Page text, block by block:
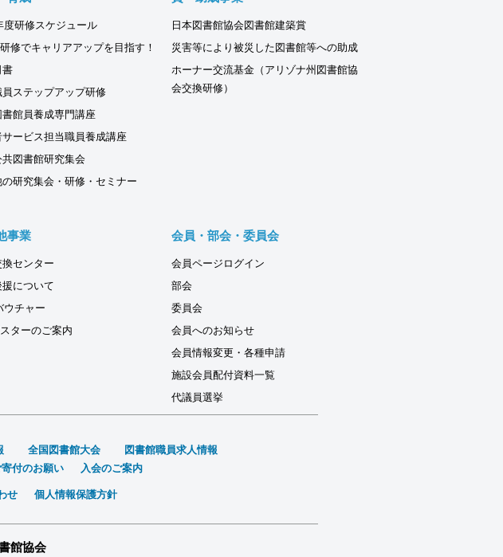
度研修スケジュール
修でキャリアアップを目指す！
書
員ステップアップ研修
書館員養成専門講座
サービス担当職員養成講座
共図書館研究集会
の研究集会・研修・セミナー
日本図書館協会図書館建築賞
災害等により被災した図書館等への助成
ホーナー交流基金（アリゾナ州図書館協
会交換研修）
事業
換センター
について
ウチャー
ターのご案内
会員・部会・委員会
会員ページログイン
部会
委員会
会員へのお知らせ
会員情報変更・各種申請
施設会員配付資料一覧
代議員選挙
全国図書館大会
図書館職員求人情報
寄付のお願い 入会のご案内
せ 個人情報保護方針
館協会